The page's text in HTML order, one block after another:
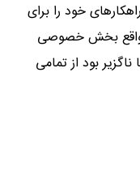
خود را برای
واقع بخش خصوصی
بود از تمامی